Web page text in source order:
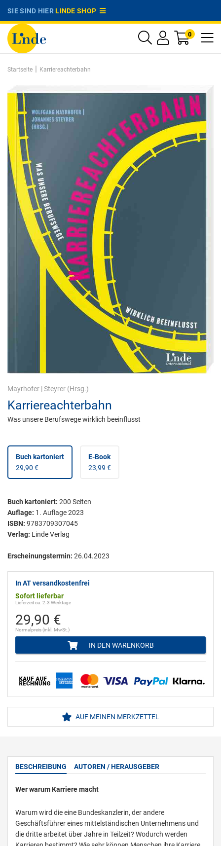
SIE SIND HIERLINDE SHOP
0
Startseite | Karriereachterbahn
Mayrhofer | Steyrer (Hrsg.)
Karriereachterbahn
Was unsere Berufswege wirklich beeinflusst
Buch kartoniert
29,90 €
E-Book
23,99 €
Buch kartoniert: 200 Seiten
Auflage: 1. Auflage 2023
ISBN: 9783709307045
Verlag: Linde Verlag
Erscheinungstermin: 26.04.2023
In AT versandkostenfrei
Sofort lieferbar
Lieferzeit ca. 2-3 Werktage
29,90 €
Normalpreis (inkl. MwSt.)
IN DEN WARENKORB
AUF MEINEN MERKZETTEL
BESCHREIBUNG AUTOREN / HERAUSGEBER
Wer warum Karriere macht
Warum wird die eine Bundeskanzlerin, der andere
Geschäftsführer eines mittelständischen Unternehmens und
die dritte arbeitet über Jahre in Teilzeit? Wodurch werden